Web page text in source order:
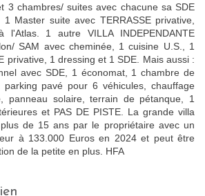
3 chambres/ suites avec chacune sa SDE
Master suite avec TERRASSE privative,
l'Atlas. 1 autre VILLA INDEPENDANTE
SAM avec cheminée, 1 cuisine U.S., 1
privative, 1 dressing et 1 SDE. Mais aussi :
avec SDE, 1 économat, 1 chambre de
pavé pour 6 véhicules, chauffage
panneau solaire, terrain de pétanque, 1
et PAS DE PISTE. La grande villa
de 15 ans par le propriétaire avec un
à 133.000 Euros en 2024 et peut être
de la petite en plus. HFA